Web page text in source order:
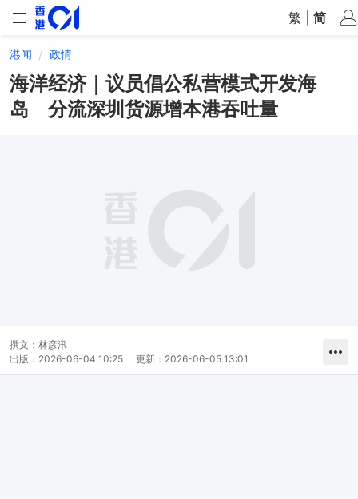
繁 简
港闻 政情
海洋经济｜议员倡公私营模式开发海
岛 分流深圳货源增本港吞吐量
撰文： 林彦汛
出版： 2026-06-04 10:25 更新： 2026-06-05 13:01